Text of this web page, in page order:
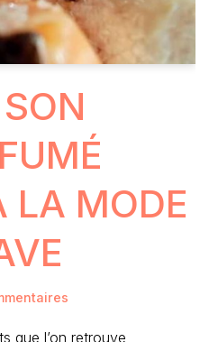
LA MODE
que l’on retrouve